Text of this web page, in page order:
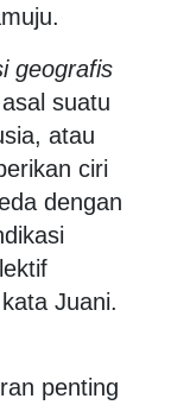
geografis
suatu
atau
ciri
dengan
Juani.
penting